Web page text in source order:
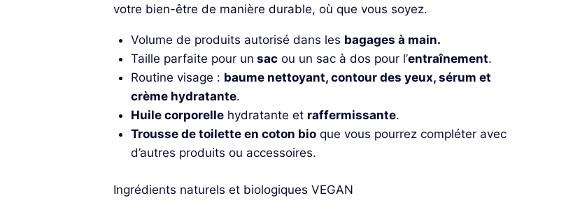
votre bien-être de manière durable, où que vous soyez.
Volume de produits autorisé dans les bagages à main.
Taille parfaite pour un sac ou un sac à dos pour l’entraînement.
Routine visage : baume nettoyant, contour des yeux, sérum et
crème hydratante.
Huile corporelle hydratante et raffermissante.
Trousse de toilette en coton bio que vous pourrez compléter avec
d’autres produits ou accessoires.
Ingrédients naturels et biologiques VEGAN